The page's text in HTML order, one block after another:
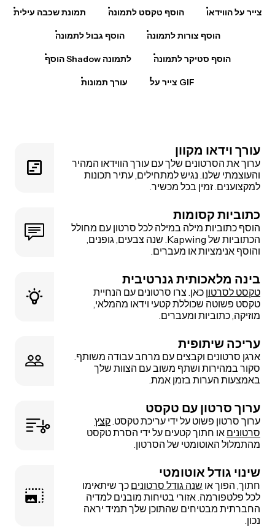
תמונת שכבה עילית הוסף טקסט לתמונה צייר על הווידאו
הוסף גבול לתמונה הוסף צורות לתמונה
הוסף Shadow לתמונה הוסף סטיקר לתמונה
עורך תמונות צייר על GIF
עורך וידאו מקוון
ערוך את הסרטונים שלך עם עורך הווידאו המהיר
והעוצמתי שלנו. נגיש למתחילים, עתיר תכונות
למקצוענים. זמין בכל מכשיר.
כתוביות קסומות
הוסף כתוביות מילה במילה לכל סרטון עם מחולל
הכתוביות של Kapwing. שנה צבעים, גופנים,
והוסף אנימציות או מעברים.
בינה מלאכותית גנרטיבית
טקסט לסרטון כאן. צרו סרטונים עם הנחיית
טקסט פשוטה שכוללת קטעי וידאו מהמלאי,
מוזיקה, כתוביות ומעברים.
עריכה שיתופית
ארגן סרטונים וקבצים עם מרחב עבודה משותף.
סקור במהירות ושתף משוב עם הצוות שלך
באמצעות הערות בזמן אמת.
ערוך סרטון עם טקסט
ערוך סרטון פשוט על ידי עריכת טקסט. קצץ
סרטונים או חתוך קטעים על ידי הסרת טקסט
מהתמלול האוטומטי של הסרטון.
שינוי גודל אוטומטי
חתוך, הפוך או שנה גודל סרטונים כך שיתאימו
לכל פלטפורמה. אזורי בטיחות מובנים למדיה
החברתית מבטיחים שהתוכן שלך תמיד יראה
נכון.